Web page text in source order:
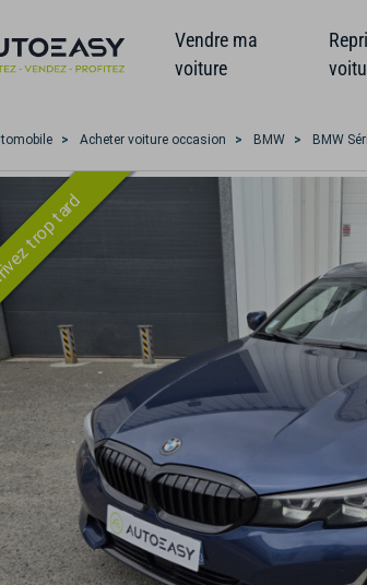
Vendre ma
voiture
Acheter voiture occasion BMW BMW
trop tard